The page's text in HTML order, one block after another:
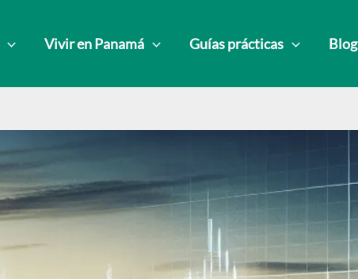
Vivir en Panamá Guías prácticas Blog